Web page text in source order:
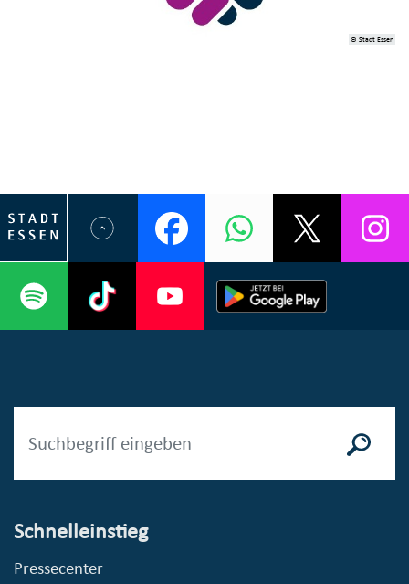
© Stadt Essen
Schnelleinstieg
Pressecenter